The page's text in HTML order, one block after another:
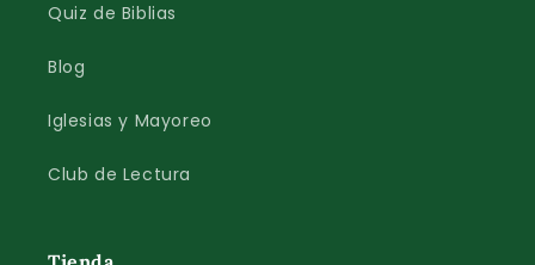
Quiz de Biblias
Blog
Iglesias y Mayoreo
Club de Lectura